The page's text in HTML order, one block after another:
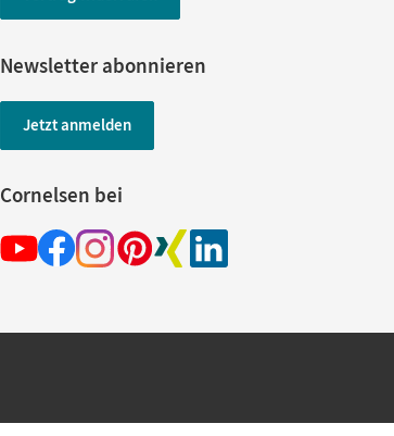
Newsletter abonnieren
Jetzt anmelden
Cornelsen bei